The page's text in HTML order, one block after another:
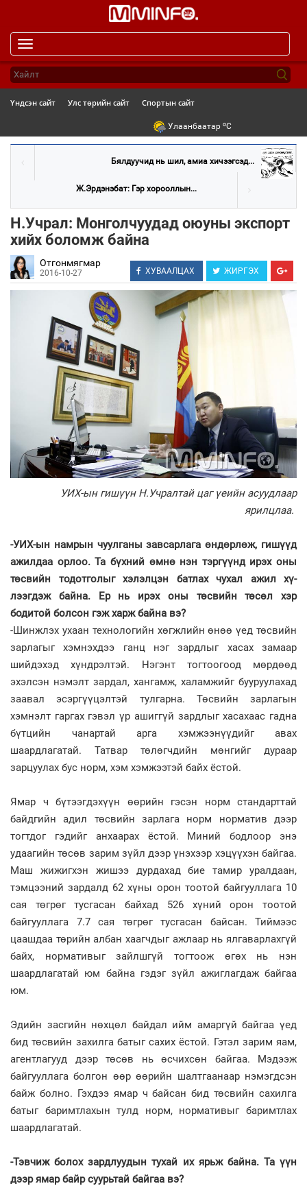
navigation
Үндсэн сайт Улс төрийн сайт Спортын сайт
Улаанбаатар oC
Бялдуучид нь шил, амиа хичээгсэд...
Ж.Эрдэнэбат: Гэр хорооллын...
Н.Учрал: Монголчуудад оюуны экспорт
хийх боломж байна
Отгонмягмар
2016-10-27 ХУВААЛЦАХ ЖИРГЭХ
УИХ-ын гишүүн Н.Учралтай цаг үеийн асуудлаар
ярилцлаа.
-УИХ-ын намрын чуулганы завсарлага өндөрлөж, ги­шүүд
ажилдаа орлоо. Та бүх­ний өмнө нэн тэргүүнд ирэх оны
төсвийн тодотголыг хэлэл­цэн батлах чухал ажил хү­
лээгдэж байна. Ер нь ирэх оны төсвийн төсөл хэр
бодитой болсон гэж харж байна вэ?
-Шинжлэх ухаан технологийн хөгжлийн өнөө үед төсвийн
зарлагыг хэмнэхдээ ганц нэг зардлыг хасах замаар
шийдэхэд хүндрэлтэй. Нэгэнт тогтоогоод мөрдөөд
эхэлсэн нэмэлт зардал, хангамж, халамжийг бууруулахад
заавал эсэргүүцэлтэй тулгарна. Төсвийн зарлагын
хэмнэлт гаргах гэвэл үр ашиггүй зардлыг хасахаас гадна
бүтцийн чанартай арга хэмжээнүүдийг авах
шаардлагатай. Татвар төлөгчдийн мөнгийг дураар
зарцуулах бус норм, хэм хэмжээтэй байх ёстой.
Ямар ч бүтээгдэхүүн өөрийн гэсэн норм стандарттай
байдгийн адил төсвийн зарлага норм норматив дээр
тогтдог гэдийг анхаарах ёстой. Миний бодлоор энэ
удаагийн төсөв зарим зүйл дээр үнэхээр хэцүүхэн байгаа.
Маш жижигхэн жишээ дурдахад бие тамир уралдаан,
тэмцээний зардалд 62 хүны орон тоотой байгууллага 10
сая төгрөг тусгасан байхад 526 хүний орон тоотой
байгууллага 7.7 сая төгрөг тусгасан байсан. Тиймээс
цаашдаа төрийн албан хаагчдыг ажлаар нь ялгаварлахгүй
байх, нормативыг зайлшгүй тогтоож өгөх нь нэн
шаардлагатай юм байна гэдэг зүйл ажиглагдаж байгаа
юм.
Эдийн засгийн нөхцөл байдал ийм амаргүй байгаа үед
бид төсвийн захилга батыг сахих ёстой. Гэтэл зарим яам,
агентлагууд дээр төсөв нь өсчихсөн байгаа. Мэдээж
байгууллага болгон өөр өөрийн шалтгаанаар нэмэгдсэн
байж болно. Гэхдээ ямар ч байсан бид төсвийн сахилга
батыг баримтлахын тулд норм, нормативыг баримтлах
шаардлагатай.
-Тэвчиж болох зардлуудын тухай их ярьж байна. Та үүн
дээр ямар байр суурьтай байгаа вэ?